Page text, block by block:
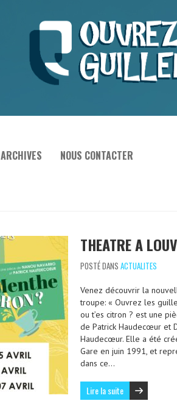
ARCHIVES NOUS CONTACTER
THEATRE A
POSTÉ DANS ACTUALITES
Venez découvrir la
troupe: « Ouvrez les
ou t’es citron ? est une
de Patrick Haudecœur et
Haudecœur. Elle a été
Gare en juin 1991, et
dans ce…
Lire la suite